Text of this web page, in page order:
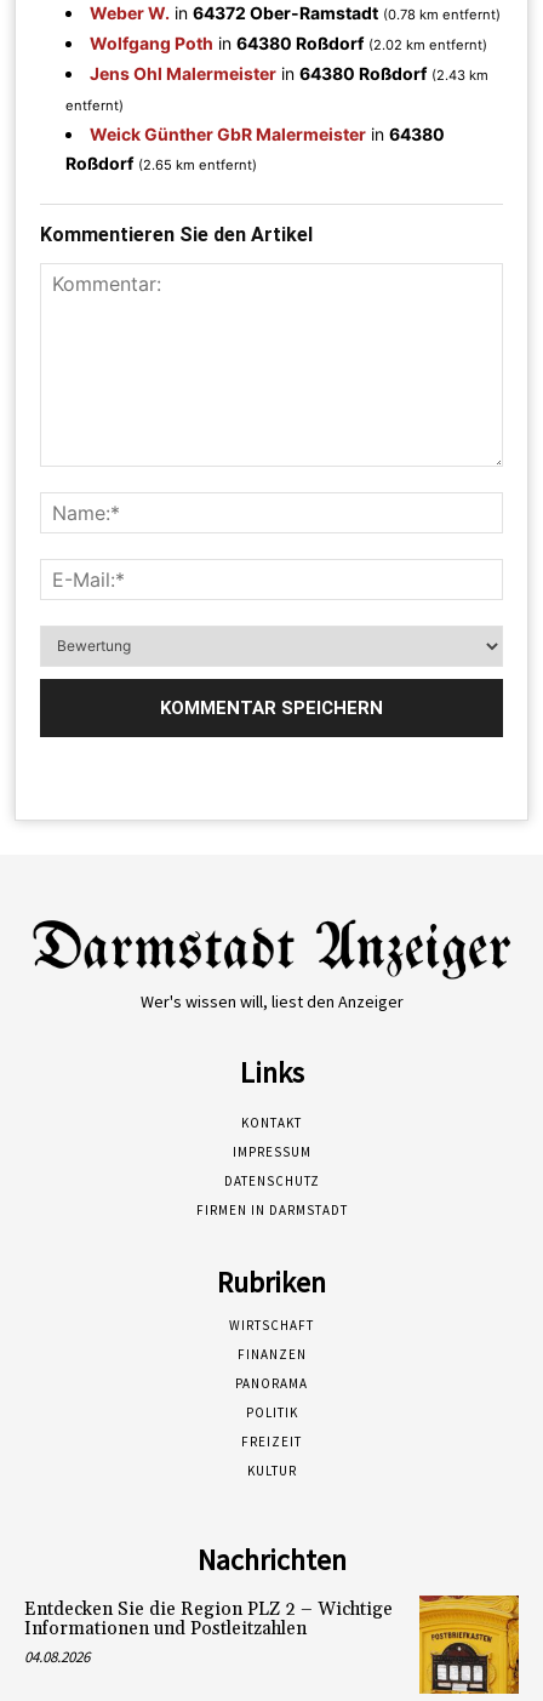
Weber W. in64372 Ober-Ramstadt (0.78 km entfernt)
Wolfgang Poth in64380 Roßdorf (2.02 km entfernt)
Jens Ohl Malermeister in64380 Roßdorf (2.43 km
entfernt)
Weick Günther GbR Malermeister in64380
Roßdorf (2.65 km entfernt)
Kommentieren Sie den Artikel
Wer's wissen will, liest den Anzeiger
Links
KONTAKT
IMPRESSUM
DATENSCHUTZ
FIRMEN IN DARMSTADT
Rubriken
WIRTSCHAFT
FINANZEN
PANORAMA
POLITIK
FREIZEIT
KULTUR
Nachrichten
Entdecken Sie die Region PLZ 2 – Wichtige
Informationen und Postleitzahlen
04.08.2026